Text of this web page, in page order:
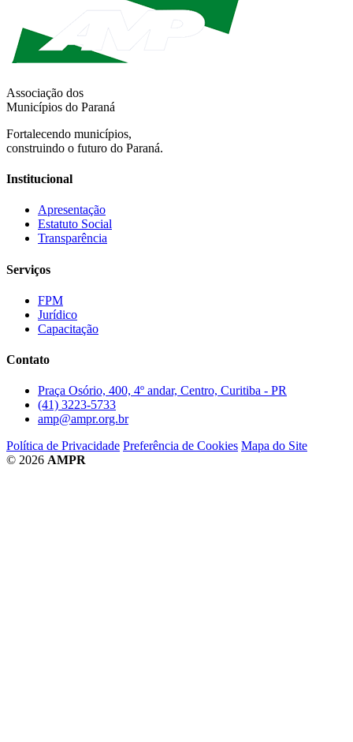
Associação dos
Municípios do Paraná
Fortalecendo municípios,
construindo o futuro do Paraná.
Institucional
Apresentação
Estatuto Social
Transparência
Serviços
FPM
Jurídico
Capacitação
Contato
Praça Osório, 400, 4º andar, Centro, Curitiba - PR
(41) 3223-5733
amp@ampr.org.br
Política de Privacidade Preferência de Cookies Mapa do Site
© 2026 AMPR